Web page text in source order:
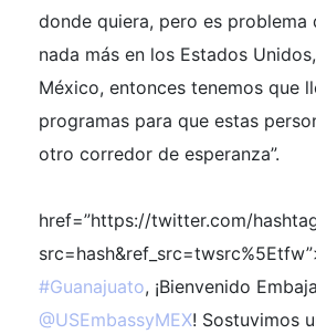
donde quiera, pero es problema
nada más en los Estados
México, entonces tenemos que
programas para que estas
otro corredor de esperanza”.
href=”https://twitter.com/
#Guanajuato, ¡Bienvenido
@USEmbassyMEX! Sostuvimos